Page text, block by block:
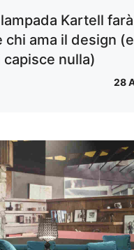
Kartell farà
chi ama il design
capisce nulla)
28